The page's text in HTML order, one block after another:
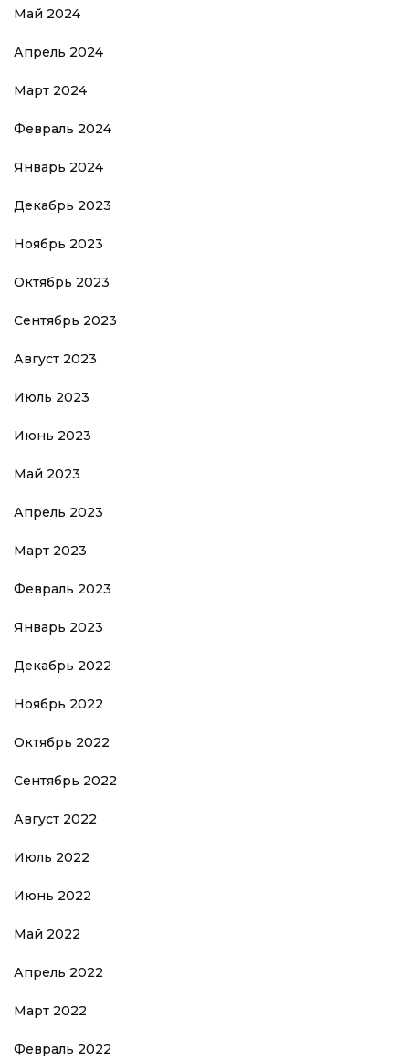
Май 2024
Апрель 2024
Март 2024
Февраль 2024
Январь 2024
Декабрь 2023
Ноябрь 2023
Октябрь 2023
Сентябрь 2023
Август 2023
Июль 2023
Июнь 2023
Май 2023
Апрель 2023
Март 2023
Февраль 2023
Январь 2023
Декабрь 2022
Ноябрь 2022
Октябрь 2022
Сентябрь 2022
Август 2022
Июль 2022
Июнь 2022
Май 2022
Апрель 2022
Март 2022
Февраль 2022